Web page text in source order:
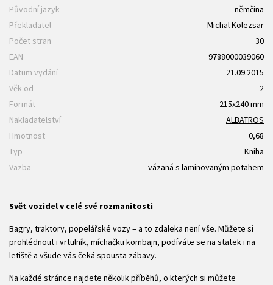
Původní jazyk
němčina
Překladatel
Michal Kolezsar
Počet stran
30
EAN
9788000039060
Datum vydání
21.09.2015
Věk od
2
Formát
215x240 mm
Nakladatelství
ALBATROS
Hmotnost
0,68
Typ
Kniha
Vazba
vázaná s laminovaným potahem
Svět vozidel v celé své rozmanitosti
Bagry, traktory, popelářské vozy – a to zdaleka není vše. Můžete si
prohlédnout i vrtulník, míchačku kombajn, podíváte se na statek i na
letiště a všude vás čeká spousta zábavy.
Na každé stránce najdete několik příběhů, o kterých si můžete